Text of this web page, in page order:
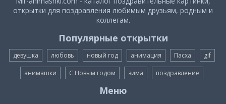
открытки для поздравления любимым друзьям, родным и
коллегам.
Популярные открытки
девушка любовь новый год анимация Пасха gif
анимашки С Новым годом зима поздравление
Меню